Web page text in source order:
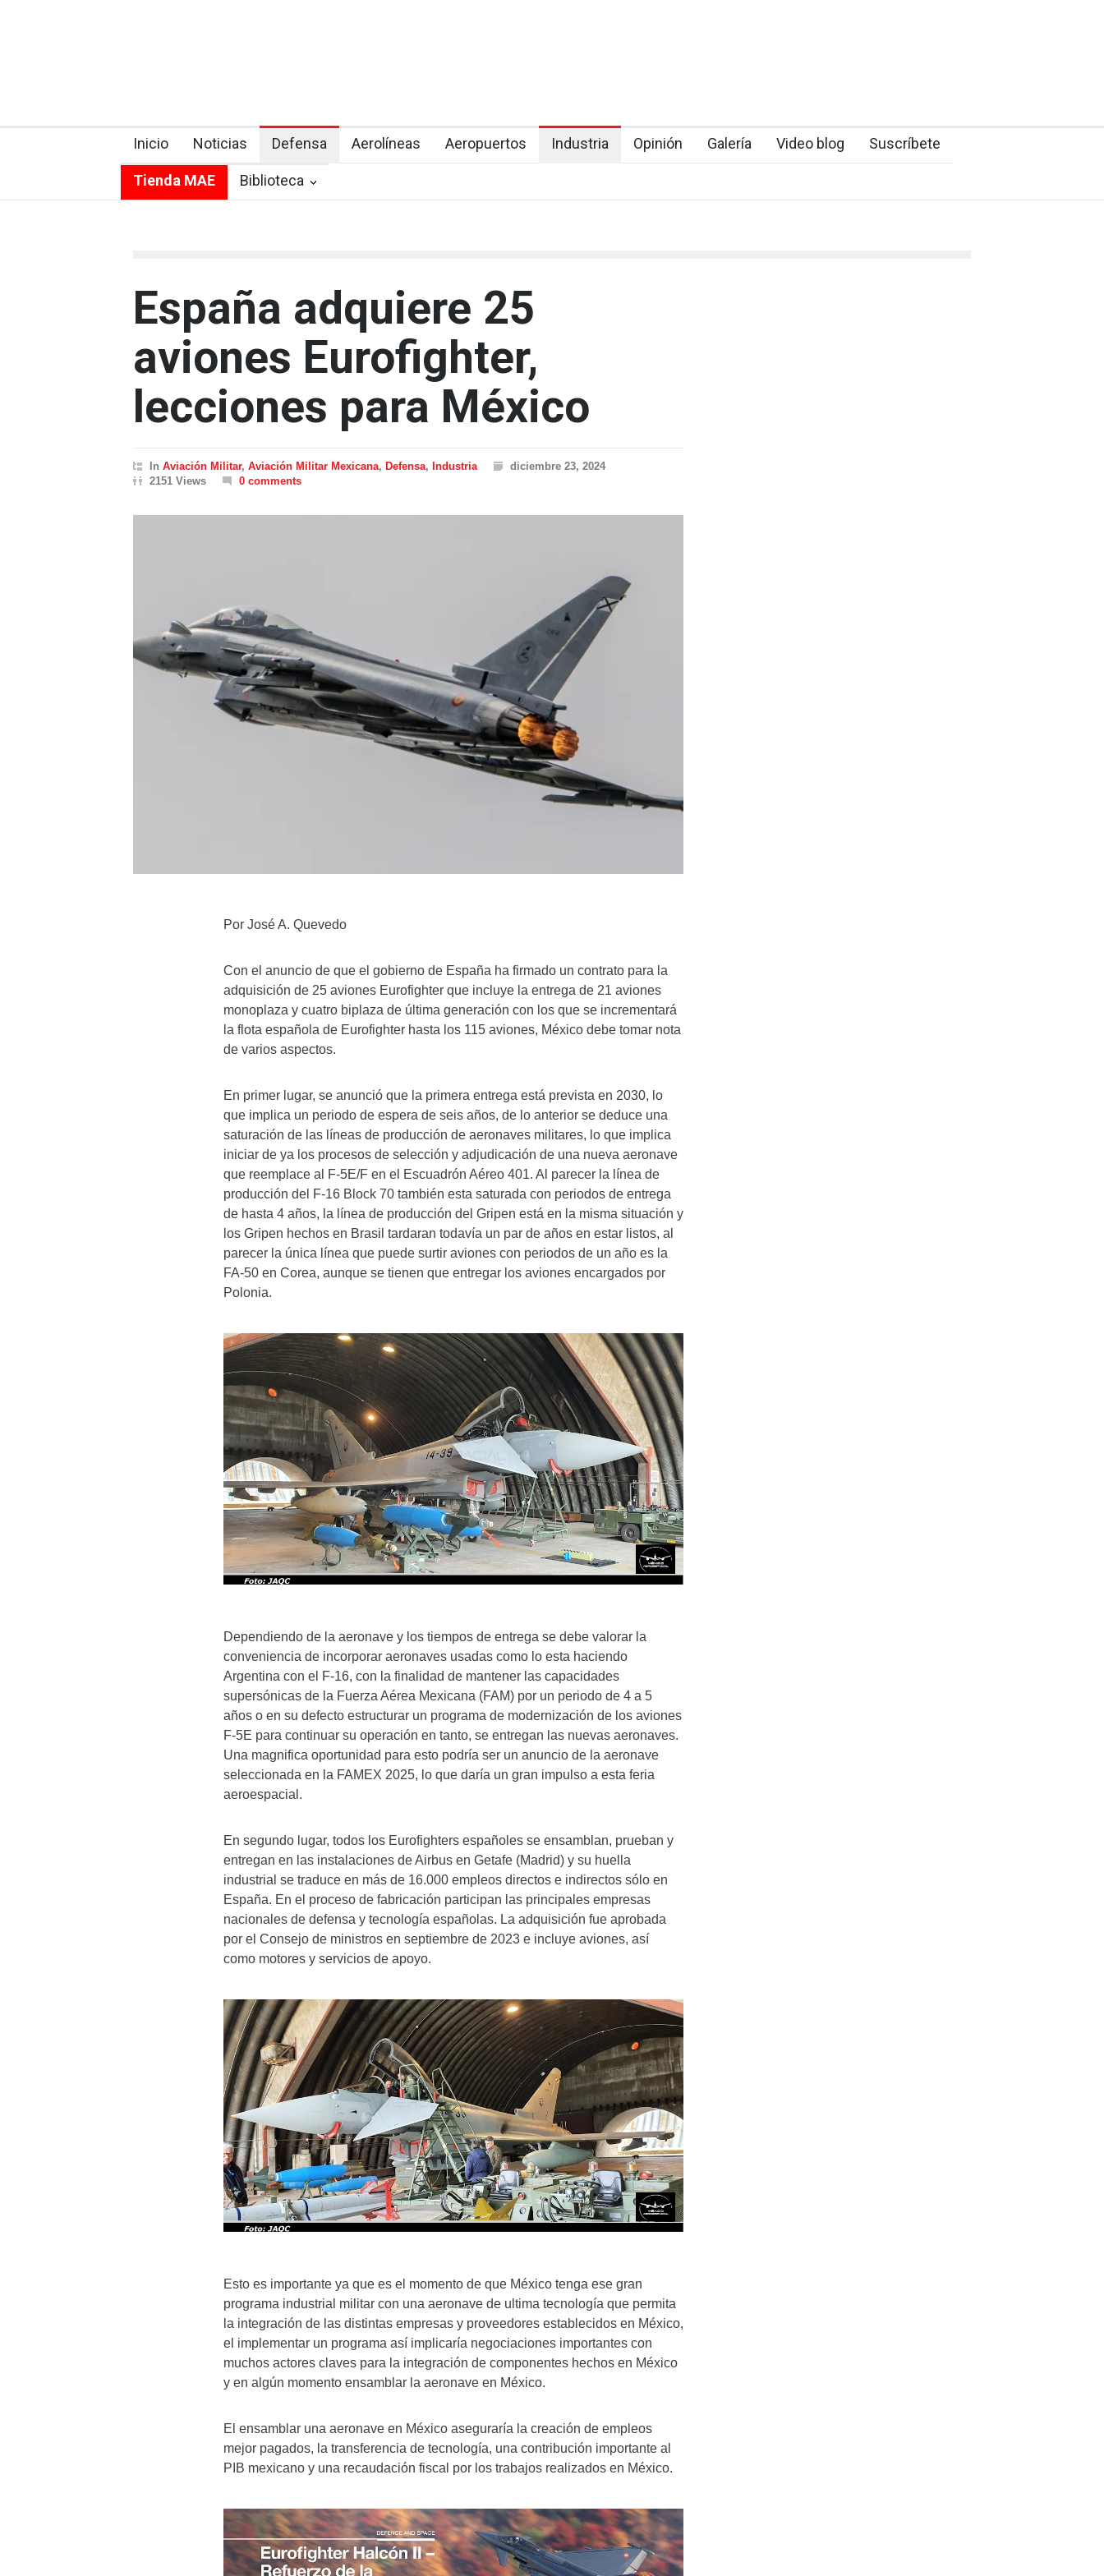
Inicio Noticias Defensa Aerolíneas Aeropuertos Industria Opinión Galería Video blog Suscríbete
Tienda MAE Biblioteca
España adquiere 25
aviones Eurofighter,
lecciones para México
In Aviación Militar, Aviación Militar Mexicana, Defensa, Industria
diciembre 23, 2024
2151 Views
0 comments
Por José A. Quevedo
Con el anuncio de que el gobierno de España ha firmado un contrato para la
adquisición de 25 aviones Eurofighter que incluye la entrega de 21 aviones
monoplaza y cuatro biplaza de última generación con los que se incrementará
la flota española de Eurofighter hasta los 115 aviones, México debe tomar nota
de varios aspectos.
En primer lugar, se anunció que la primera entrega está prevista en 2030, lo
que implica un periodo de espera de seis años, de lo anterior se deduce una
saturación de las líneas de producción de aeronaves militares, lo que implica
iniciar de ya los procesos de selección y adjudicación de una nueva aeronave
que reemplace al F-5E/F en el Escuadrón Aéreo 401. Al parecer la línea de
producción del F-16 Block 70 también esta saturada con periodos de entrega
de hasta 4 años, la línea de producción del Gripen está en la misma situación y
los Gripen hechos en Brasil tardaran todavía un par de años en estar listos, al
parecer la única línea que puede surtir aviones con periodos de un año es la
FA-50 en Corea, aunque se tienen que entregar los aviones encargados por
Polonia.
Dependiendo de la aeronave y los tiempos de entrega se debe valorar la
conveniencia de incorporar aeronaves usadas como lo esta haciendo
Argentina con el F-16, con la finalidad de mantener las capacidades
supersónicas de la Fuerza Aérea Mexicana (FAM) por un periodo de 4 a 5
años o en su defecto estructurar un programa de modernización de los aviones
F-5E para continuar su operación en tanto, se entregan las nuevas aeronaves.
Una magnifica oportunidad para esto podría ser un anuncio de la aeronave
seleccionada en la FAMEX 2025, lo que daría un gran impulso a esta feria
aeroespacial.
En segundo lugar, todos los Eurofighters españoles se ensamblan, prueban y
entregan en las instalaciones de Airbus en Getafe (Madrid) y su huella
industrial se traduce en más de 16.000 empleos directos e indirectos sólo en
España. En el proceso de fabricación participan las principales empresas
nacionales de defensa y tecnología españolas. La adquisición fue aprobada
por el Consejo de ministros en septiembre de 2023 e incluye aviones, así
como motores y servicios de apoyo.
Esto es importante ya que es el momento de que México tenga ese gran
programa industrial militar con una aeronave de ultima tecnología que permita
la integración de las distintas empresas y proveedores establecidos en México,
el implementar un programa así implicaría negociaciones importantes con
muchos actores claves para la integración de componentes hechos en México
y en algún momento ensamblar la aeronave en México.
El ensamblar una aeronave en México aseguraría la creación de empleos
mejor pagados, la transferencia de tecnología, una contribución importante al
PIB mexicano y una recaudación fiscal por los trabajos realizados en México.